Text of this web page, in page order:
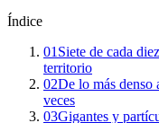
Índice
01 Siete de cada
territorio
02De lo más denso
veces
03Gigantes y